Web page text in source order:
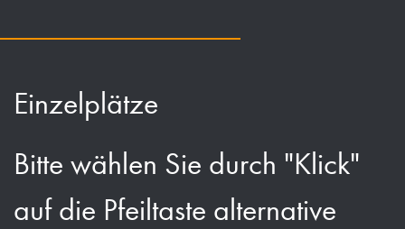
Einzelplätze
Bitte wählen Sie durch "Klick"
auf die Pfeiltaste alternative